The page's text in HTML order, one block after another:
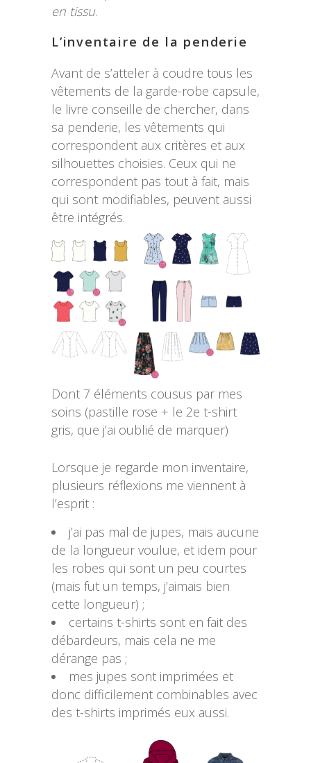
en tissu.
L’inventaire de la penderie
Avant de s’atteler à coudre tous les
vêtements de la garde-robe capsule,
le livre conseille de chercher, dans
sa penderie, les vêtements qui
correspondent aux critères et aux
silhouettes choisies. Ceux qui ne
correspondent pas tout à fait, mais
qui sont modifiables, peuvent aussi
être intégrés.
Dont 7 éléments cousus par mes
soins (pastille rose + le 2e t-shirt
gris, que j’ai oublié de marquer)
Lorsque je regarde mon inventaire,
plusieurs réflexions me viennent à
l’esprit :
j’ai pas mal de jupes, mais aucune
de la longueur voulue, et idem pour
les robes qui sont un peu courtes
(mais fut un temps, j’aimais bien
cette longueur) ;
certains t-shirts sont en fait des
débardeurs, mais cela ne me
dérange pas ;
mes jupes sont imprimées et
donc difficilement combinables avec
des t-shirts imprimés eux aussi.